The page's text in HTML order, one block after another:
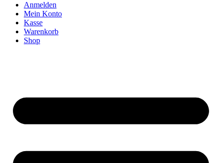
Anmelden
Mein Konto
Kasse
Warenkorb
Shop